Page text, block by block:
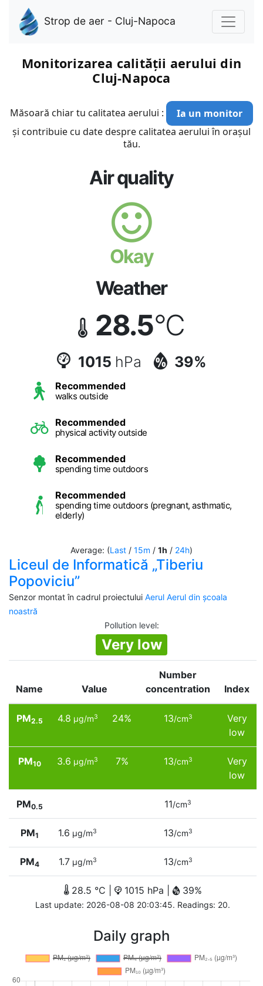
Strop de aer - Cluj-Napoca
Monitorizarea calității aerului din
Cluj-Napoca
Măsoară chiar tu calitatea aerului :
Ia un monitor
și contribuie cu date despre calitatea aerului în orașul
tău.
Air quality
Okay
Weather
28.5°C
1015 hPa 39%
Recommended
walks outside
Recommended
physical activity outside
Recommended
spending time outdoors
Recommended
spending time outdoors (pregnant, asthmatic,
elderly)
Average: (Last / 15m / 1h / 24h)
Liceul de Informatică „Tiberiu
Popoviciu”
Senzor montat în cadrul proiectului Aerul Aerul din școala
noastră
Pollution level:
Very low
Name Value
Number
concentration
Index
PM2.5 4.8 µg/m3 24% 13/cm3
Very
low
PM10 3.6 µg/m3 7% 13/cm3
Very
low
PM0.5 11/cm3
PM1 1.6 µg/m3 13/cm3
PM4 1.7µg/m3 13/cm3
28.5 °C | 1015 hPa | 39%
Last update: 2026-08-08 20:03:45. Readings: 20.
Daily graph